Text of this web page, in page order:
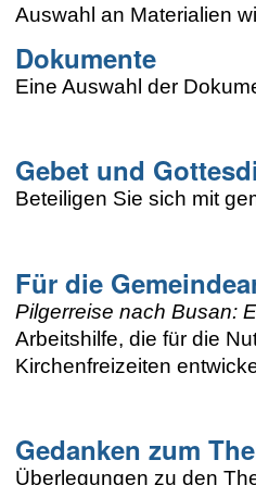
Auswahl an Materialien
Dokumente
Eine Auswahl der
Gebet und
Beteiligen Sie sich mit
Für die
Pilgerreise nach Busan:
Arbeitshilfe, die für die
Kirchenfreizeiten
Gedanken zum
Überlegungen zu den